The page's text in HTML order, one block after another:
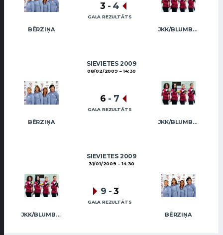
BĒRZIŅA JKK/BLUMBERGA-BĒRZIŅA
3 - 4
GALA REZULTĀTS
SIEVIETES 2009
08/02/2009 14:30
BĒRZIŅA JKK/BLUMBERGA-BĒRZIŅA
6 - 7
GALA REZULTĀTS
SIEVIETES 2009
31/01/2009 14:30
JKK/BLUMBERGA-BĒRZIŅA BĒRZIŅA
9 -3
GALA REZULTĀTS